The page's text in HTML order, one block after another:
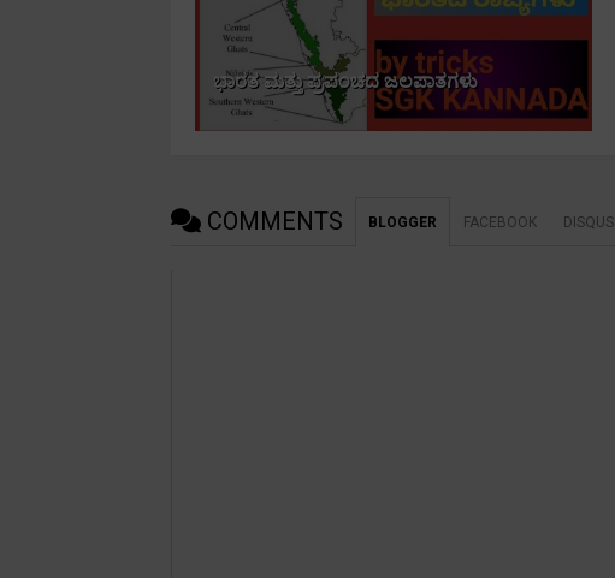
ಭಾರತ ಮತ್ತು ಪ್ರಪಂಚದ ಜಲಪಾತಗಳು
COMMENTS BLOGGER FACEBOOK DISQUS